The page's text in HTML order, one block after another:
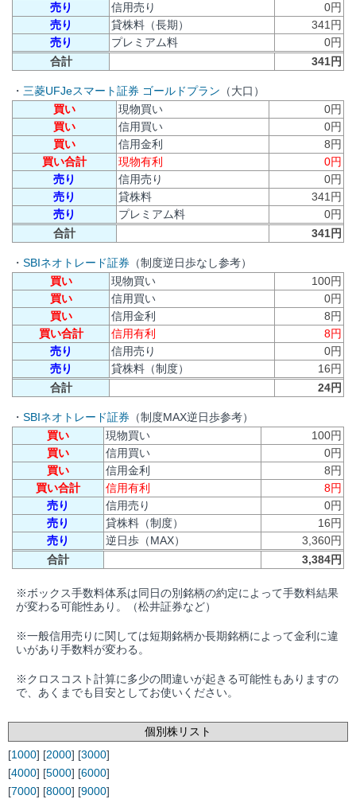
売り
信用売り
0円
売り
貸株料（長期）
341円
売り
プレミアム料
0円
合計
341円
・ 三菱UFJeスマート証券 ゴールドプラン （大口）
買い
現物買い
0円
買い
信用買い
0円
買い
信用金利
8円
買い合計
現物有利
0円
売り
信用売り
0円
売り
貸株料
341円
売り
プレミアム料
0円
合計
341円
・ SBIネオトレード証券 （制度逆日歩なし参考）
買い
現物買い
100円
買い
信用買い
0円
買い
信用金利
8円
買い合計
信用有利
8円
売り
信用売り
0円
売り
貸株料（制度）
16円
合計
24円
・ SBIネオトレード証券 （制度MAX逆日歩参考）
買い
現物買い
100円
買い
信用買い
0円
買い
信用金利
8円
買い合計
信用有利
8円
売り
信用売り
0円
売り
貸株料（制度）
16円
売り
逆日歩（MAX）
3,360円
合計
3,384円
※ボックス手数料体系は同日の別銘柄の約定によって手数料結果
が変わる可能性あり。（松井証券など）
※一般信用売りに関しては短期銘柄か長期銘柄によって金利に違
いがあり手数料が変わる。
※クロスコスト計算に多少の間違いが起きる可能性もありますの
で、あくまでも目安としてお使いください。
個別株リスト
[1000] [2000] [3000]
[4000] [5000] [6000]
[7000] [8000] [9000]